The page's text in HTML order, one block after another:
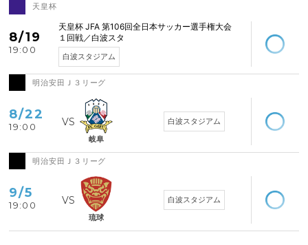
天皇杯
8/19
19:00
天皇杯 JFA 第106回全日本サッカー選手権大会
１回戦／白波スタ
白波スタジアム
明治安田Ｊ３リーグ
8/22
19:00
岐阜
白波スタジアム
明治安田Ｊ３リーグ
9/5
19:00
琉球
白波スタジアム